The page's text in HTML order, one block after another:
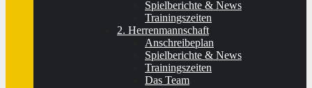
Spielberichte & News
Trainingszeiten
2. Herrenmannschaft
Anschreibeplan
Spielberichte & News
Trainingszeiten
Das Team